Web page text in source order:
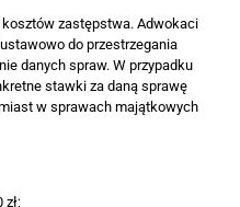
zastępstwa. Adwokaci
do przestrzegania
danych spraw. W przypadku
stawki za daną sprawę
w sprawach majątkowych